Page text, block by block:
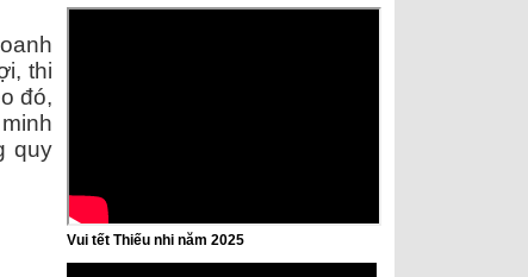
Vui tết Thiếu nhi năm 2025
thi
đó,
quy